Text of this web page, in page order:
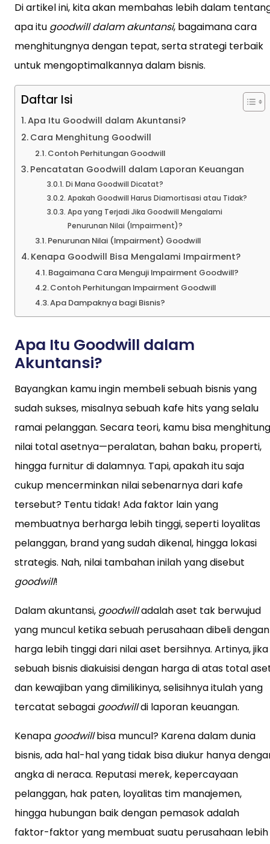
Di artikel ini, kita akan membahas lebih dalam
apa itu goodwill dalam akuntansi, bagaimana cara
menghitungnya dengan tepat, serta strategi terbaik
untuk mengoptimalkannya dalam bisnis.
Daftar Isi
Apa Itu Goodwill dalam Akuntansi?
Cara Menghitung Goodwill
Contoh Perhitungan Goodwill
Pencatatan Goodwill dalam Laporan Keuangan
Di Mana Goodwill Dicatat?
Apakah Goodwill Harus Diamortisasi atau Tidak?
Apa yang Terjadi Jika Goodwill Mengalami
Penurunan Nilai (Impairment)?
Penurunan Nilai (Impairment) Goodwill
Kenapa Goodwill Bisa Mengalami Impairment?
Bagaimana Cara Menguji Impairment Goodwill?
Contoh Perhitungan Impairment Goodwill
Apa Dampaknya bagi Bisnis?
Apa Itu Goodwill dalam
Akuntansi?
Bayangkan kamu ingin membeli sebuah bisnis yang
sudah sukses, misalnya sebuah kafe hits yang selalu
ramai pelanggan. Secara teori, kamu bisa menghitung
nilai total asetnya—peralatan, bahan baku, properti,
hingga furnitur di dalamnya. Tapi, apakah itu saja
cukup mencerminkan nilai sebenarnya dari kafe
tersebut? Tentu tidak! Ada faktor lain yang
membuatnya berharga lebih tinggi, seperti loyalitas
pelanggan, brand yang sudah dikenal, hingga lokasi
strategis. Nah, nilai tambahan inilah yang disebut
goodwill!
Dalam akuntansi, goodwilladalah aset tak berwujud
yang muncul ketika sebuah perusahaan dibeli dengan
harga lebih tinggi dari nilai aset bersihnya. Artinya, jika
sebuah bisnis diakuisisi dengan harga di atas total
dan kewajiban yang dimilikinya, selisihnya itulah yang
tercatat sebagai goodwilldi laporan keuangan.
Kenapa goodwillbisa muncul? Karena dalam dunia
bisnis, ada hal-hal yang tidak bisa diukur hanya
angka di neraca. Reputasi merek, kepercayaan
pelanggan, hak paten, loyalitas tim manajemen,
hingga hubungan baik dengan pemasok adalah
faktor-faktor yang membuat suatu perusahaan lebih